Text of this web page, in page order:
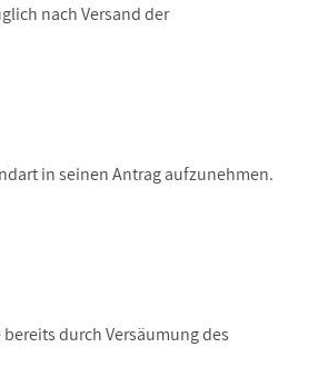
nach Versand der
in seinen Antrag aufzunehmen.
durch Versäumung des